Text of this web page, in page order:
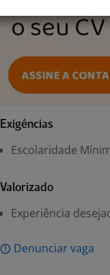
Exigências
Escolaridade
Valorizado
Experiência
Denunciar vaga